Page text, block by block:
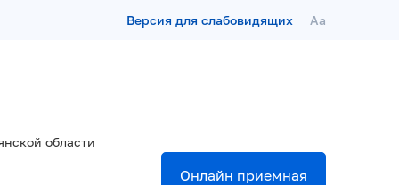
Версия для слабовидящих Aa
области
Онлайн приемная